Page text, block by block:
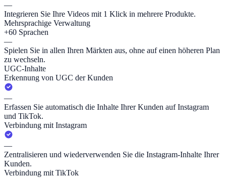
—
Integrieren Sie Ihre Videos mit 1 Klick in mehrere Produkte.
Mehrsprachige Verwaltung
+60 Sprachen
—
Spielen Sie in allen Ihren Märkten aus, ohne auf einen höheren Plan
zu wechseln.
UGC-Inhalte
Erkennung von UGC der Kunden
—
Erfassen Sie automatisch die Inhalte Ihrer Kunden auf Instagram
und TikTok.
Verbindung mit Instagram
—
Zentralisieren und wiederverwenden Sie die Instagram-Inhalte Ihrer
Kunden.
Verbindung mit TikTok